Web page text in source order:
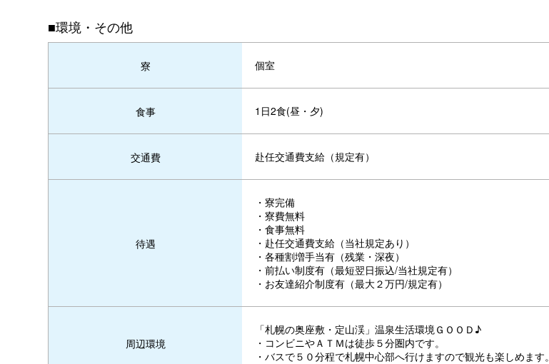
■環境・その他
寮 個室
食事 1日2食(昼・夕)
交通費 赴任交通費支給（規定有）
待遇
・寮完備
・寮費無料
・食事無料
・赴任交通費支給（当社規定あり）
・各種割増手当有（残業・深夜）
・前払い制度有（最短翌日振込/当社規定有）
・お友達紹介制度有（最大２万円/規定有）
周辺環境
「札幌の奥座敷・定山渓」温泉生活環境ＧＯＯＤ♪
・コンビニやＡＴＭは徒歩５分圏内です。
・バスで５０分程で札幌中心部へ行けますので観光も楽しめます。